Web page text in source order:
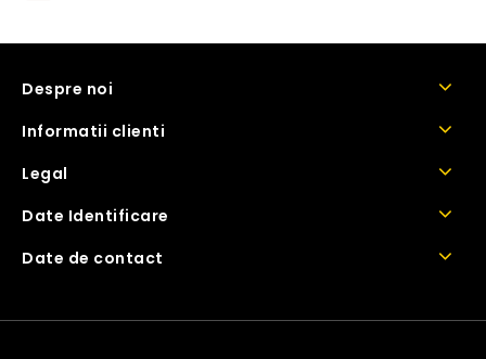
Despre noi
Informatii clienti
Legal
Date Identificare
Date de contact